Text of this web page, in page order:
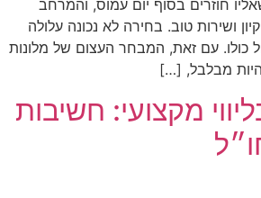
חוזרים בסוף יום עמוס, והמרחב
ושירות טוב. בחירה לא נכונה עלולה
כולו. עם זאת, המבחר העצום של מלונות
מבלבל, […]
מקצועי: חשיבות